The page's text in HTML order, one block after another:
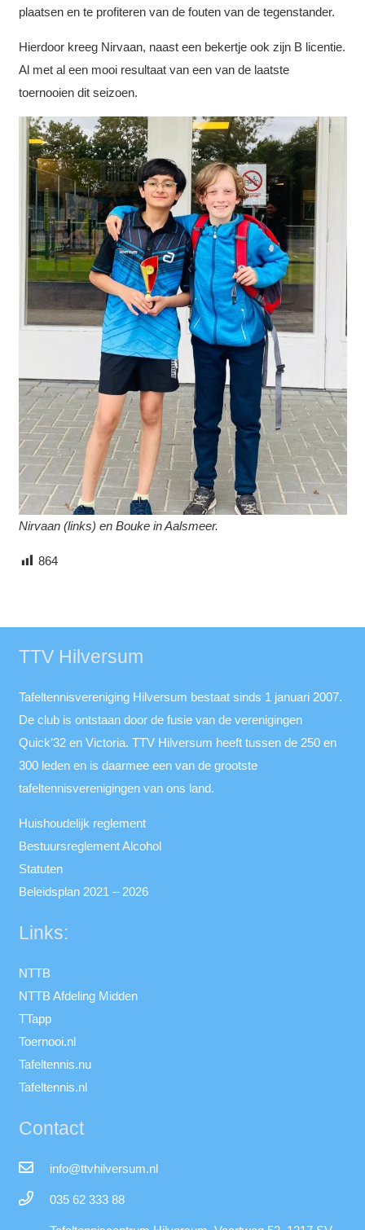
plaatsen en te profiteren van de fouten van de tegenstander.
Hierdoor kreeg Nirvaan, naast een bekertje ook zijn B licentie.
Al met al een mooi resultaat van een van de laatste
toernooien dit seizoen.
Nirvaan (links) en Bouke in Aalsmeer.
864
TTV Hilversum
Tafeltennisvereniging Hilversum bestaat sinds 1 januari 2007.
De club is ontstaan door de fusie van de verenigingen
Quick’32 en Victoria. TTV Hilversum heeft tussen de 250 en
300 leden en is daarmee een van de grootste
tafeltennisverenigingen van ons land.
Huishoudelijk reglement
Bestuursreglement Alcohol
Statuten
Beleidsplan 2021 – 2026
Links:
NTTB
NTTB Afdeling Midden
TTapp
Toernooi.nl
Tafeltennis.nu
Tafeltennis.nl
Contact
info@ttvhilversum.nl
035 62 333 88